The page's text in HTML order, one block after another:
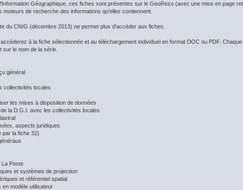
Géographique, ces fiches sont présentes sur le GeoRezo (avec une mise en page
de recherche des informations qu'elles contiennent.
du CNIG (décembre 2013) ne permet plus d'accéder aux fiches.
à la fiche sélectionnée et au téléchargement individuel en format DOC ou PDF.
le nom de la série.
général
collectivités locales
les mises à disposition de données
la D.G.I. avec les collectivités locales
aspects juridiques
par la fiche 32)
La Poste
et systèmes de projection
et référentiel spatial
en modèle utilisateur